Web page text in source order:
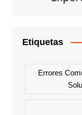
Etiquetas
Errores